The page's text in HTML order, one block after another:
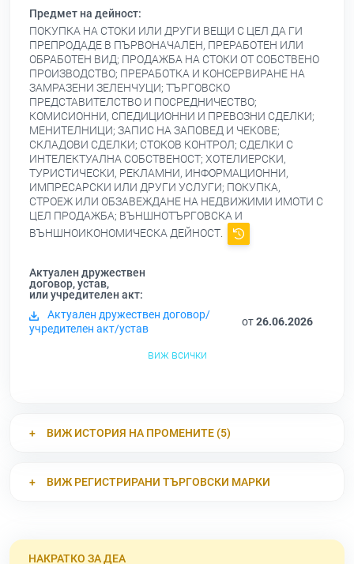
Предмет на дейност:
ПОКУПКА НА СТОКИ ИЛИ ДРУГИ ВЕЩИ С ЦЕЛ ДА ГИ
ПРЕПРОДАДЕ В ПЪРВОНАЧАЛЕН, ПРЕРАБОТЕН ИЛИ
ОБРАБОТЕН ВИД; ПРОДАЖБА НА СТОКИ ОТ СОБСТВЕНО
ПРОИЗВОДСТВО; ПРЕРАБОТКА И КОНСЕРВИРАНЕ НА
ЗАМРАЗЕНИ ЗЕЛЕНЧУЦИ; ТЪРГОВСКО
ПРЕДСТАВИТЕЛСТВО И ПОСРЕДНИЧЕСТВО;
КОМИСИОННИ, СПЕДИЦИОННИ И ПРЕВОЗНИ СДЕЛКИ;
МЕНИТЕЛНИЦИ; ЗАПИС НА ЗАПОВЕД И ЧЕКОВЕ;
СКЛАДОВИ СДЕЛКИ; СТОКОВ КОНТРОЛ; СДЕЛКИ С
ИНТЕЛЕКТУАЛНА СОБСТВЕНОСТ; ХОТЕЛИЕРСКИ,
ТУРИСТИЧЕСКИ, РЕКЛАМНИ, ИНФОРМАЦИОННИ,
ИМПРЕСАРСКИ ИЛИ ДРУГИ УСЛУГИ; ПОКУПКА,
СТРОЕЖ ИЛИ ОБЗАВЕЖДАНЕ НА НЕДВИЖИМИ ИМОТИ С
ЦЕЛ ПРОДАЖБА; ВЪНШНОТЪРГОВСКА И
ВЪНШНОИКОНОМИЧЕСКА ДЕЙНОСТ.
Актуален дружествен
договор, устав,
или учредителен акт:
Актуален дружествен договор/
учредителен акт/устав
от26.06.2026
виж всички
ВИЖ ИСТОРИЯ НА ПРОМЕНИТЕ (5)
ВИЖ РЕГИСТРИРАНИ ТЪРГОВСКИ МАРКИ
НАКРАТКО ЗА ДЕА